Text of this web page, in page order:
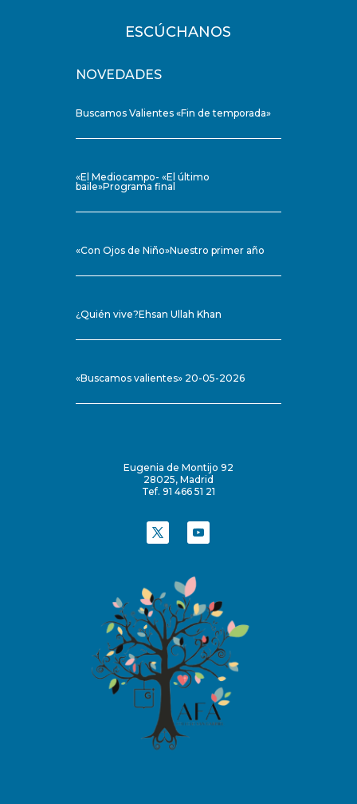
ESCÚCHANOS
NOVEDADES
Buscamos Valientes «Fin de temporada»
«El Mediocampo- «El último
baile»Programa final
«Con Ojos de Niño»Nuestro primer año
¿Quién vive?Ehsan Ullah Khan
«Buscamos valientes» 20-05-2026
Eugenia de Montijo 92
28025, Madrid
Tef. 91 466 51 21